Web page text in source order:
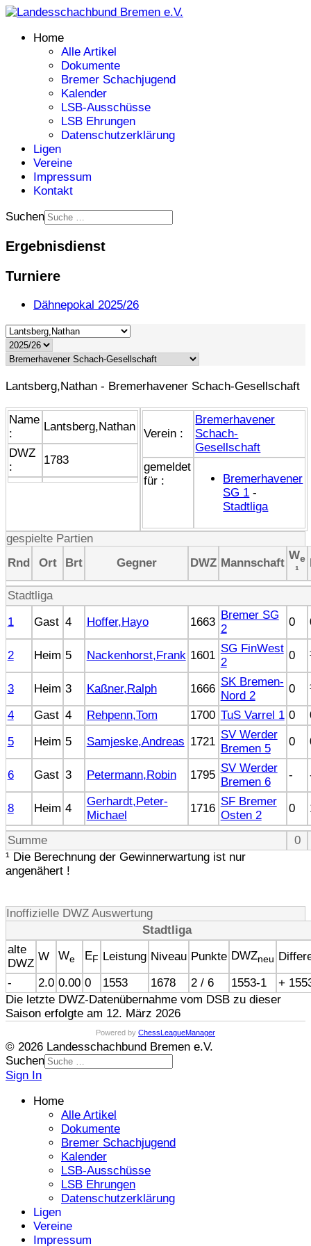
Home
Alle Artikel
Dokumente
Bremer Schachjugend
Kalender
LSB-Ausschüsse
LSB Ehrungen
Datenschutzerklärung
Ligen
Vereine
Impressum
Kontakt
Suchen
Ergebnisdienst
Turniere
Dähnepokal 2025/26
Lantsberg,Nathan - Bremerhavener Schach-Gesellschaft
Name
:
Lantsberg,Nathan
DWZ
:
1783
Verein :
Bremerhavener
Schach-
Gesellschaft
gemeldet
für :
Bremerhavener
SG 1 -
Stadtliga
gespielte Partien
Rnd
Ort Brt Gegner DWZ Mannschaft
We
¹
Stadtliga
1
Gast 4 Hoffer,Hayo 1663
Bremer SG
2
0
2 Heim 5 Nackenhorst,Frank 1601
SG FinWest
2
0
3 Heim 3 Kaßner,Ralph 1666
SK Bremen-
Nord 2
0
4
Gast 4 Rehpenn,Tom 1700 TuS Varrel 1 0
5
Heim 5 Samjeske,Andreas 1721
SV Werder
Bremen 5
0
6 Gast 3 Petermann,Robin 1795
SV Werder
Bremen 6
-
8 Heim 4
Gerhardt,Peter-
Michael
1716
SF Bremer
Osten 2
0
Summe
0
¹ Die Berechnung der Gewinnerwartung ist nur
angenähert !
Inoffizielle DWZ Auswertung
Stadtliga
alte
DWZ
W We EF Leistung Niveau Punkte DWZneu
-
2.0 0.00 0 1553 1678 2 / 6 1553-1
+
Die letzte DWZ-Datenübernahme vom DSB zu dieser
Saison erfolgte am 12. März 2026
Powered by ChessLeagueManager
© 2026 Landesschachbund Bremen e.V.
Suchen
Sign In
Home
Alle Artikel
Dokumente
Bremer Schachjugend
Kalender
LSB-Ausschüsse
LSB Ehrungen
Datenschutzerklärung
Ligen
Vereine
Impressum